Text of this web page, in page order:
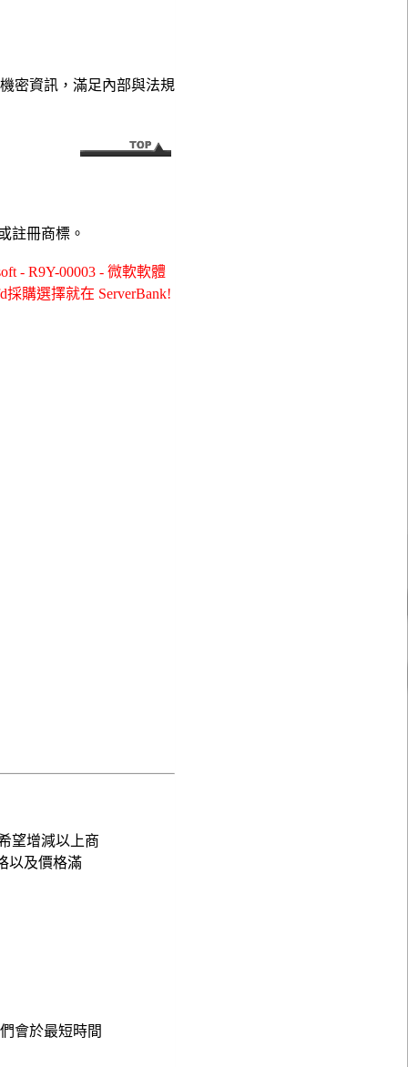
密資訊，滿足內部與法規
註冊商標。
- R9Y-00003 - 微軟軟體
採購選擇就在 ServerBank!
望增減以上商
以及價格滿
會於最短時間